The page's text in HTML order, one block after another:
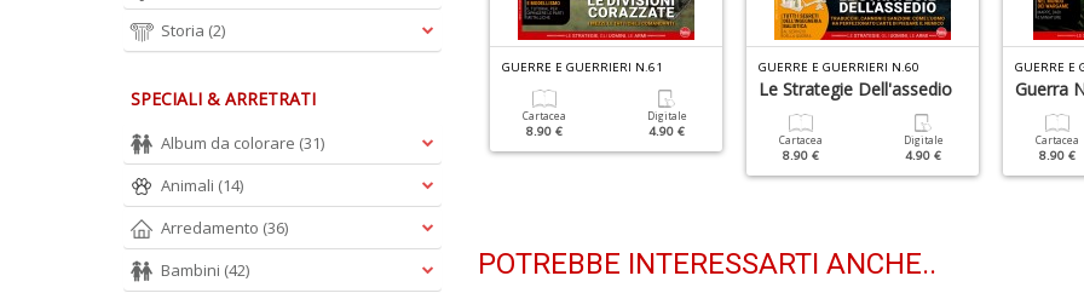
Comandante
Digitale
4.90 €
La Nuova Guerra Atomica
Cartacea
7.90 €
Digitale
GUERRE E GUERRIERI N.61
Cartacea
8.90 €
Digitale
4.90 €
GUERRE E GUERRIERI N.60
Le Strategie Dell'assedio
Cartacea
8.90 €
Digitale
4.90 €
GUERRE E
Guerra
Cartacea
8.90 €
POTREBBE INTERESSARTI ANCHE..
Storia (2)
SPECIALI & ARRETRATI
Album da colorare (31)
Animali (14)
Arredamento (36)
Bambini (42)